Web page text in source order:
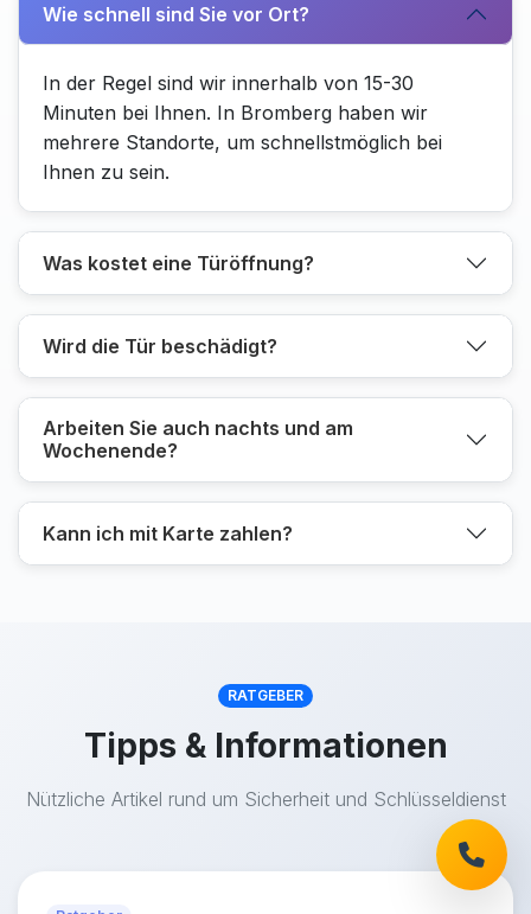
Wie schnell sind Sie vor Ort?
In der Regel sind wir innerhalb von 15-30
Minuten bei Ihnen. In Bromberg haben wir
mehrere Standorte, um schnellstmöglich bei
Ihnen zu sein.
Was kostet eine Türöffnung?
Wird die Tür beschädigt?
Arbeiten Sie auch nachts und am
Wochenende?
Kann ich mit Karte zahlen?
RATGEBER
Tipps & Informationen
Nützliche Artikel rund um Sicherheit und Schlüsseldienst